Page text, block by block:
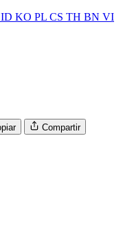
ID KO PL CS TH BN VI
Compartir